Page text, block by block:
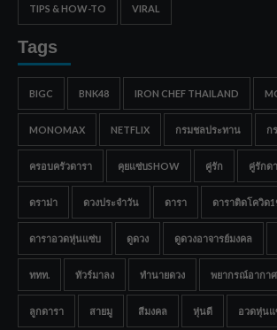
TIPS & HOW-TO VIRAL
Tags
BIGC BNK48 IRON CHEF THAILAND
MONOMAX NETFLIX กรมชลประทาน ก
ครอบครัวดารา คุยแซ่บSHOW คู่รัก คู่รักด
ดราม่า ดวงประจำวัน ดารา ดาราติดโควิด
ดาราอวดหุ่นแซ่บ ดูดวง ดูดวงอาจารย์มงคล
ททท. ทัวร์มาลง ทำนายดวง พยากรณ์อากาศ
ลูกดารา สายมู สีมงคล หุ่นดี อวดหุ่น